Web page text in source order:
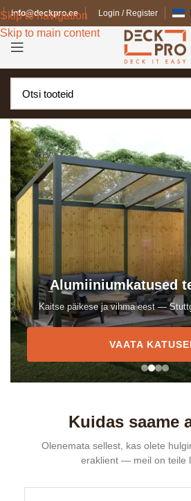
Skip to navigation
Skip to main content
info@deckpro.ee Login / Register
Alumiiniumkatused
Kaitse päikese ja vihma eest —
VAATA
Kuidas saame
Olenemata sellest, kas olete
eraklient — meil on teile